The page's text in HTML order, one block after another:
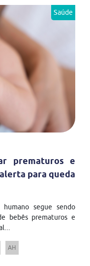
Saúde
prematuros e
para queda
segue sendo
bebês prematuros e
AH